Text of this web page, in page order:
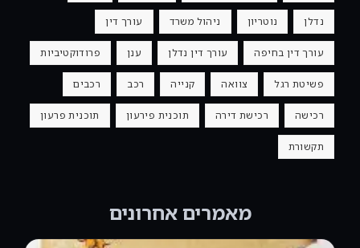
נדלן נוטריון ניהול משרד עורך דין
עורך דין בחיפה עורך דין נדלן ענן פרודוקטיביות
פשיטת רגל צוואה קנייה רכב רכבים
רכישה רכישת דירה תוכנית פירעון תוכנית פרעון
תקשורת
מאמרים אחרונים